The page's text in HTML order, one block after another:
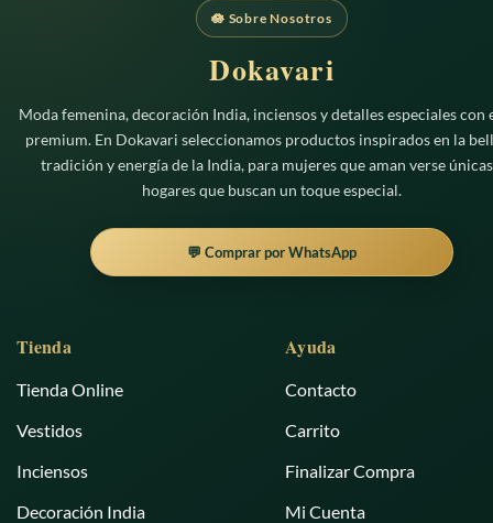
🪷 Sobre Nosotros
Dokavari
Moda femenina, decoración India, inciensos y detalles especiales con
premium. En Dokavari seleccionamos productos inspirados en la
tradición y energía de la India, para mujeres que aman verse
hogares que buscan un toque especial.
💬 Comprar por WhatsApp
Tienda
Tienda Online
Vestidos
Inciensos
Decoración India
Ayuda
Contacto
Carrito
Finalizar Compra
Mi Cuenta